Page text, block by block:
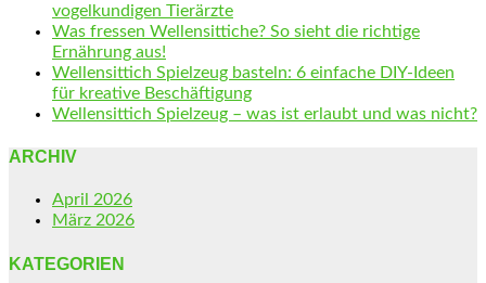
vogelkundigen Tierärzte
Was fressen Wellensittiche? So sieht die richtige
Ernährung aus!
Wellensittich Spielzeug basteln: 6 einfache DIY-Ideen
für kreative Beschäftigung
Wellensittich Spielzeug – was ist erlaubt und was nicht?
ARCHIV
April 2026
März 2026
KATEGORIEN